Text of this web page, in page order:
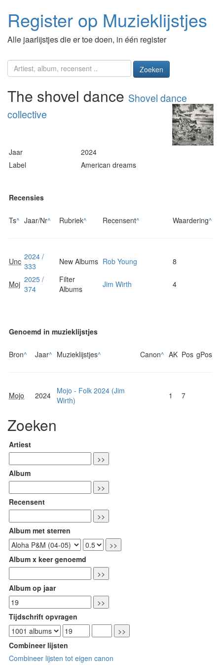
Register op Muzieklijstjes
Alle jaarlijstjes die er toe doen, in één register
Zoeken
The shovel dance Shovel dance
collective
Jaar
2024
Label
American dreams
Recensies
Ts^ Jaar/Nr^ Rubriek^ Recensent^ Waardering^
Unc 2024 /
333
New Albums Rob Young 8
Moj 2025 /
374
Filter
Albums
Jim Wirth 4
Genoemd in muzieklijstjes
Bron^ Jaar^ Muzieklijstjes^ Canon^ AK Pos gPos
Mojo 2024
Mojo - Folk 2024 (Jim
Wirth)
1 7
Zoeken
Artiest
Album
Recensent
Album met sterren
Album x keer genoemd
Album op jaar
Tijdschrift opvragen
Combineer lijsten
Combineer lijsten tot eigen canon